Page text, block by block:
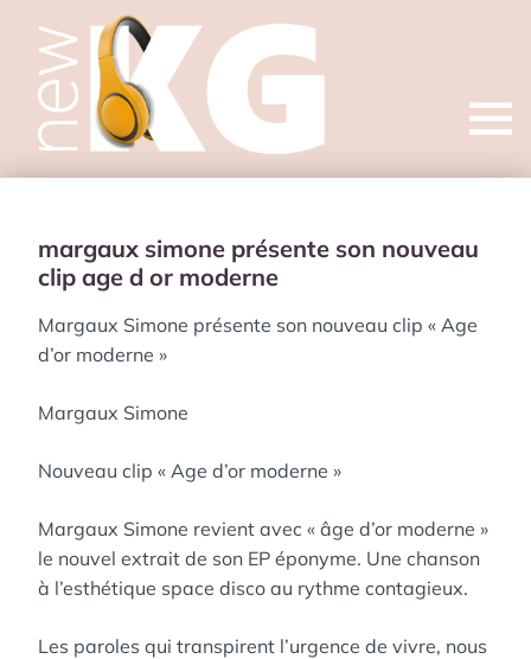
Open
margaux simone présente son nouveau
clip age d or moderne
Margaux Simone présente son nouveau clip « Age
d’or moderne »
Margaux Simone
Nouveau clip « Age d’or moderne »
Margaux Simone revient avec « âge d’or moderne »
le nouvel extrait de son EP éponyme. Une chanson
à l’esthétique space disco au rythme contagieux.
Les paroles qui transpirent l’urgence de vivre, nous